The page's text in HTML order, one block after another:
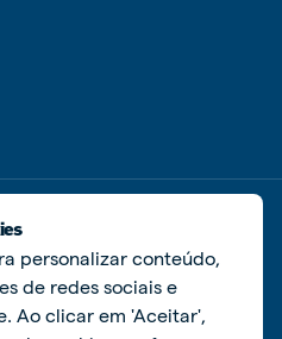
de cookies
personalizar conteúdo,
de redes sociais e
Ao clicar em 'Aceitar',